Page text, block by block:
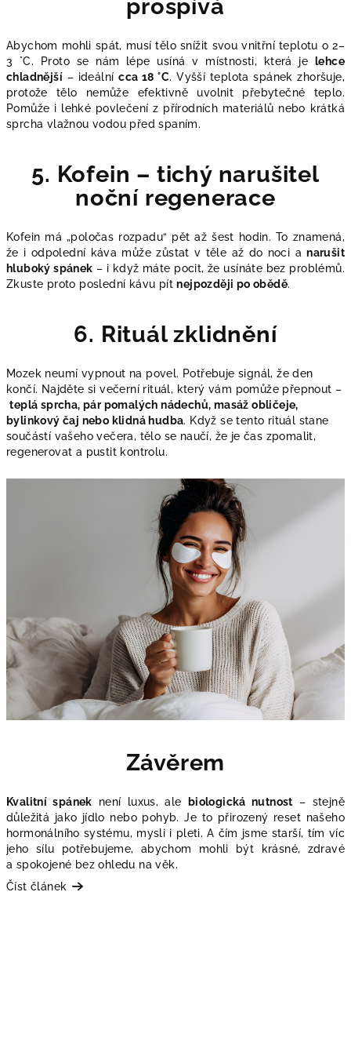
prospívá
Abychom mohli spát, musí tělo snížit svou vnitřní teplotu o 2–
3 °C. Proto se nám lépe usíná v místnosti, která je
lehce
chladnější – ideální cca 18 °C. Vyšší teplota spánek zhoršuje,
protože tělo nemůže efektivně uvolnit přebytečné teplo.
Pomůže i lehké povlečení z přírodních materiálů nebo krátká
sprcha vlažnou vodou před spaním.
5. Kofein – tichý narušitel
noční regenerace
Kofein má „poločas rozpadu“ pět až šest hodin. To znamená,
že i odpolední káva může zůstat v těle až do noci anarušit
hluboký spánek – i když máte pocit, že usínáte bez problémů.
Zkuste proto poslední kávu pít nejpozději po obědě.
6. Rituál zklidnění
Mozek neumí vypnout na povel. Potřebuje signál, že den
končí. Najděte si večerní rituál, který vám pomůže přepnout –
teplá sprcha, pár pomalých nádechů, masáž obličeje,
bylinkový čaj nebo klidná hudba. Když se tento rituál stane
součástí vašeho večera, tělo se naučí, že je čas zpomalit,
regenerovat a pustit kontrolu.
Závěrem
Kvalitní spánek není luxus, ale biologická nutnost– stejně
důležitá jako jídlo nebo pohyb. Je to přirozený reset našeho
hormonálního systému, mysli i pleti. A čím jsme starší, tím víc
jeho sílu potřebujeme, abychom mohli být krásné, zdravé
a spokojené bez ohledu na věk.
Číst článek